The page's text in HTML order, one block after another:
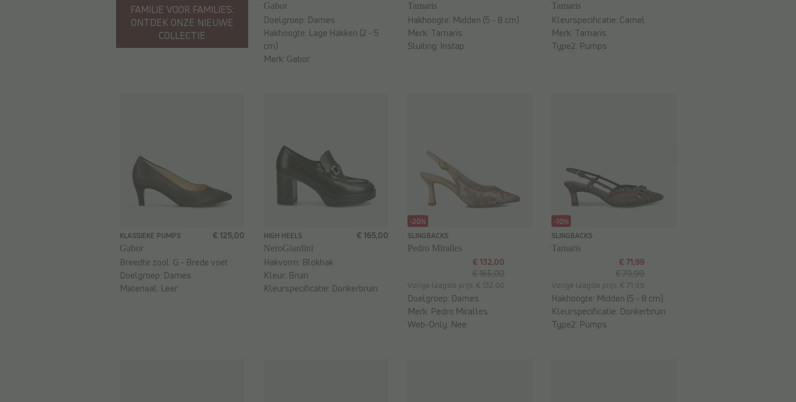
FAMILIE VOOR FAMILIES:
ONTDEK ONZE NIEUWE
COLLECTIE
Gabor
Doelgroep: Dames
Hakhoogte: Lage Hakken (2 - 5
cm)
Merk: Gabor
Tamaris
Hakhoogte: Midden (5 - 8 cm)
Merk: Tamaris
Sluiting: Instap
Tamaris
Kleurspecificatie: Camel
Merk: Tamaris
Type2: Pumps
KLASSIEKE PUMPS
Gabor
€ 125,00
Breedte zool: G - Brede voet
Doelgroep: Dames
Materiaal: Leer
HIGH HEELS
NeroGiardini
€ 165,00
Hakvorm: Blokhak
Kleur: Bruin
Kleurspecificatie: Donkerbruin
-20%
SLINGBACKS
Pedro Miralles
Vorige laagste prijs: € 132,00
€ 165,00
€ 132,00
Doelgroep: Dames
Merk: Pedro Miralles
Web-Only: Nee
-10%
SLINGBACKS
Tamaris
Vorige laagste prijs: € 71,99
€ 79,99
€ 71,99
Hakhoogte: Midden (5 - 8 cm)
Kleurspecificatie: Donkerbruin
Type2: Pumps